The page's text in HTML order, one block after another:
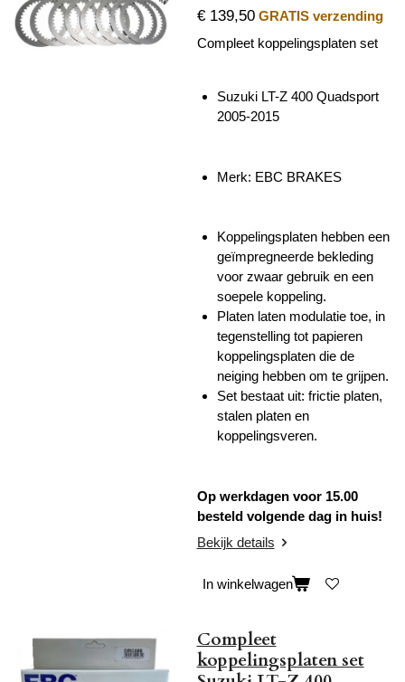
€ 139,50 GRATIS verzending
Compleet koppelingsplaten set
Suzuki LT-Z 400 Quadsport
2005-2015
Merk: EBC BRAKES
Koppelingsplaten hebben een
geïmpregneerde bekleding
voor zwaar gebruik en een
soepele koppeling.
Platen laten modulatie toe, in
tegenstelling tot papieren
koppelingsplaten die de
neiging hebben om te grijpen.
Set bestaat uit: frictie platen,
stalen platen en
koppelingsveren.
Op werkdagen voor 15.00
besteld volgende dag in huis!
Bekijk details
In winkelwagen
Compleet
koppelingsplaten set